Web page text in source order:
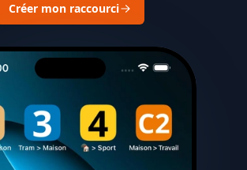
Créer mon raccourci